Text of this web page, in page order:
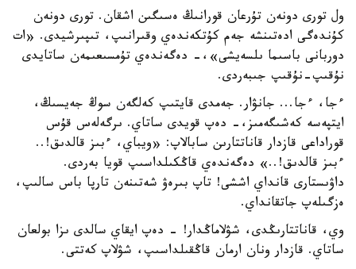
ول تورى دونەن تۇرعان قورانىڭ ەسىگىن اشقان. تورى دونەن
كۇندەگى ادەتىنشە جەم كۇتكەندەي وقىرانىپ، تىپىرشيدى. «ات
دوربانى باسىما ىلسەيشى»،- دەگەندەي تۇمسىعىمەن ساتايدى
نۇقىپ-نۇقىپ جىبەردى.
ءجا، ءجا... جانۋار. جەمدى قايتىپ كەلگەن سوڭ جەيسىڭ،
ايتپەسە كەشىگەمىز،- دەپ قويدى ساتاي. ىرگەلەس قۇس
قوراداعى قازدار قاناتتارىن سابالاپ: «ويباي، ءبىز قالدىق!..
ءبىز قالدىق!..» دەگەندەي قاڭكىلداسىپ قويا بەردى.
داۋىستارى قانداي اششى! تاپ بىرەۋ شەتىنەن تارپا باس سالىپ،
ەزگىلەپ جاتقانداي.
وي، قاناتتارىڭدى، شۋلاماڭدار! - دەپ ايقاي سالدى ىزا بولعان
ساتاي. قازدار ونان ارمان قاڭقىلداسىپ، شۋلاپ كەتتى.